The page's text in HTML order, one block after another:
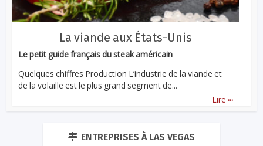
La viande aux États-Unis
Le petit guide français du steak américain
Quelques chiffres Production L’industrie de la viande et
de la volaille est le plus grand segment de...
Lire ...
ENTREPRISES À LAS VEGAS